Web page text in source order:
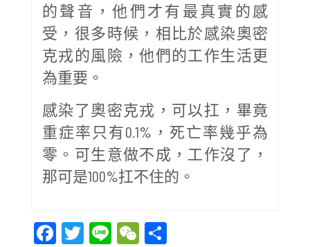
的聲音，他們才有最真實的感
受，很多時候，相比於感染奧密
克戎的風險，他們的工作生活更
為重要。
感染了奧密克戎，可以扛，畢竟
重症率只有0.1%，死亡率幾乎為
零。可生意做不成，工作沒了，
那可是100%扛不住的。
Facebook
Twitter
LineWeChat